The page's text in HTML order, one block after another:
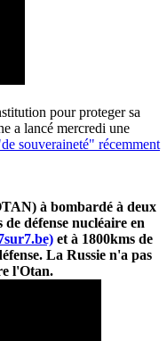
pour proteger sa
a lancé mercredi une
souveraineté" récemment
à bombardé à deux
défense nucléaire en
et à 1800kms de
La Russie n'a pas
l'Otan.